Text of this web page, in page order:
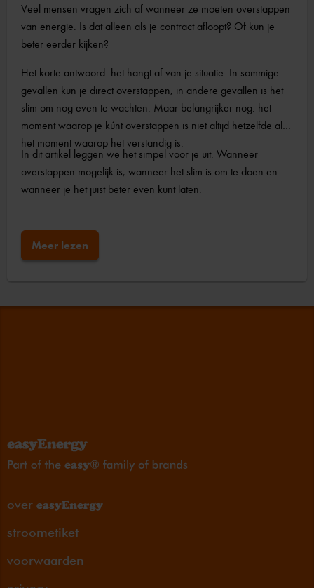
Veel mensen vragen zich af wanneer ze moeten overstappen
van energie. Is dat alleen als je contract afloopt? Of kun je
beter eerder kijken?
Het korte antwoord: het hangt af van je situatie. In sommige
gevallen kun je direct overstappen, in andere gevallen is het
slim om nog even te wachten. Maar belangrijker nog: het
moment waarop je kúnt overstappen is niet altijd hetzelfde als
het moment waarop het verstandig is.
In dit artikel leggen we het simpel voor je uit. Wanneer
overstappen mogelijk is, wanneer het slim is om te doen en
wanneer je het juist beter even kunt laten.
Meer lezen
over
stroometiket
voorwaarden